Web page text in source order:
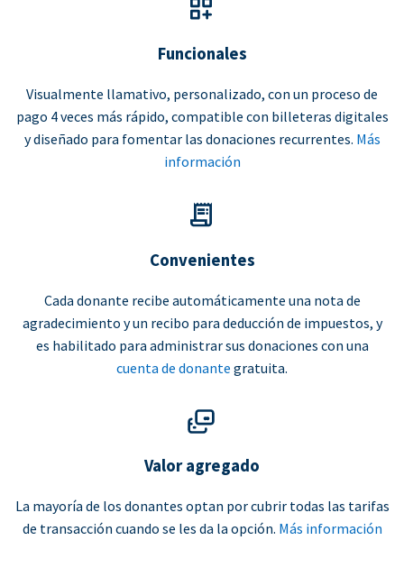
Funcionales
Visualmente llamativo, personalizado, con un proceso de
pago 4 veces más rápido, compatible con billeteras digitales
y diseñado para fomentar las donaciones recurrentes. Más
información
Convenientes
Cada donante recibe automáticamente una nota de
agradecimiento y un recibo para deducción de impuestos, y
es habilitado para administrar sus donaciones con una
cuenta de donante gratuita.
Valor agregado
La mayoría de los donantes optan por cubrir todas las tarifas
de transacción cuando se les da la opción. Más información